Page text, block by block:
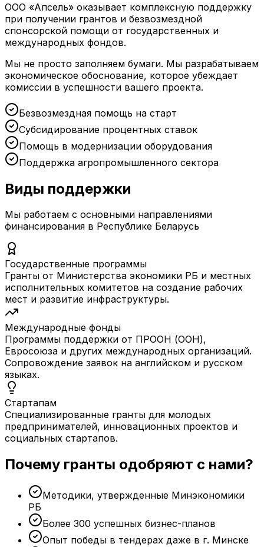
ООО «Апсель» оказывает комплексную поддержку
при получении грантов и безвозмездной
спонсорской помощи от государственных и
международных фондов.
Мы не просто заполняем бумаги. Мы разрабатываем
экономическое обоснование, которое убеждает
комиссии в успешности вашего проекта.
Безвозмездная помощь на старт
Субсидирование процентных ставок
Помощь в модернизации оборудования
Поддержка агропромышленного сектора
Виды поддержки
Мы работаем с основными направлениями
финансирования в Республике Беларусь
Государственные программы
Гранты от Министерства экономики РБ и местных
исполнительных комитетов на создание рабочих
мест и развитие инфраструктуры.
Международные фонды
Программы поддержки от ПРООН (ООН),
Евросоюза и других международных организаций.
Сопровождение заявок на английском и русском
языках.
Стартапам
Специализированные гранты для молодых
предпринимателей, инновационных проектов и
социальных стартапов.
Почему гранты одобряют с нами?
Методики, утвержденные Минэкономики
РБ
Более 300 успешных бизнес-планов
Опыт победы в тендерах даже в г. Минске